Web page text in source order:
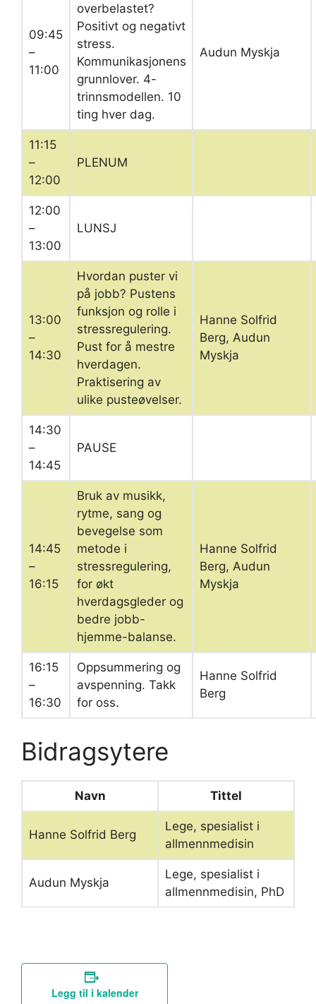
09:45
–
11:00
overbelastet?
Positivt og negativt
stress.
Kommunikasjonens
grunnlover. 4-
trinnsmodellen. 10
ting hver dag.
Audun Myskja
11:15
–
12:00
PLENUM
12:00
–
13:00
LUNSJ
13:00
–
14:30
Hvordan puster vi
på jobb? Pustens
funksjon og rolle i
stressregulering.
Pust for å mestre
hverdagen.
Praktisering av
ulike pusteøvelser.
Hanne Solfrid
Berg, Audun
Myskja
14:30
–
14:45
PAUSE
14:45
–
16:15
Bruk av musikk,
rytme, sang og
bevegelse som
metode i
stressregulering,
for økt
hverdagsgleder og
bedre jobb-
hjemme-balanse.
Hanne Solfrid
Berg, Audun
Myskja
16:15
–
16:30
Oppsummering og
avspenning. Takk
for oss.
Hanne Solfrid
Berg
Bidragsytere
Navn Tittel
Hanne Solfrid Berg
Lege, spesialist i
allmennmedisin
Audun Myskja
Lege, spesialist i
allmennmedisin, PhD
Legg til i kalender